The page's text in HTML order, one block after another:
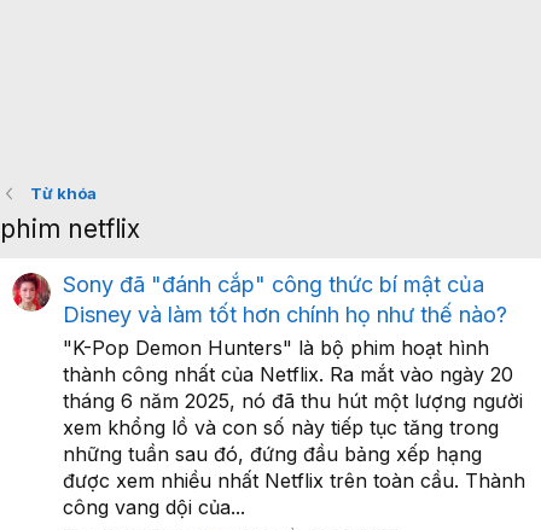
Từ khóa
phim netflix
Sony đã "đánh cắp" công thức bí mật của
Disney và làm tốt hơn chính họ như thế nào?
"K-Pop Demon Hunters" là bộ phim hoạt hình
thành công nhất của Netflix. Ra mắt vào ngày 20
tháng 6 năm 2025, nó đã thu hút một lượng người
xem khổng lồ và con số này tiếp tục tăng trong
những tuần sau đó, đứng đầu bảng xếp hạng
được xem nhiều nhất Netflix trên toàn cầu. Thành
công vang dội của...